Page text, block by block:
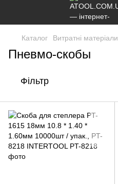
Каталог Витратні матеріали
Пневмо-скобы
Фільтр